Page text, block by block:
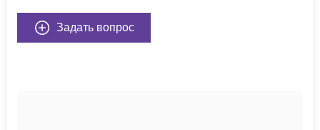
Задать вопрос